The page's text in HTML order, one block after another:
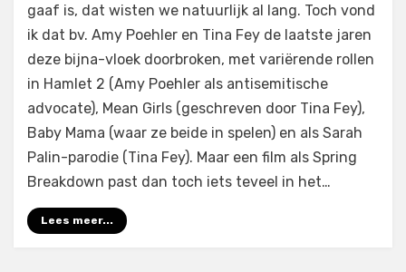
Breakdown
(2009)
gaaf is, dat wisten we natuurlijk al lang. Toch vond
ik dat bv. Amy Poehler en Tina Fey de laatste jaren
deze bijna-vloek doorbroken, met variërende rollen
in Hamlet 2 (Amy Poehler als antisemitische
advocate), Mean Girls (geschreven door Tina Fey),
Baby Mama (waar ze beide in spelen) en als Sarah
Palin-parodie (Tina Fey). Maar een film als Spring
Breakdown past dan toch iets teveel in het…
Lees meer...